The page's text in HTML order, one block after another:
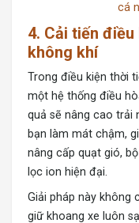
cá
4. Cải tiến
không khí
Trong điều kiện thời
một hệ thống điều
quả sẽ nâng cao trải
bạn làm mát chậm,
nâng cấp quạt gió,
lọc ion hiện đại.
Giải pháp này không
giữ khoang xe luôn